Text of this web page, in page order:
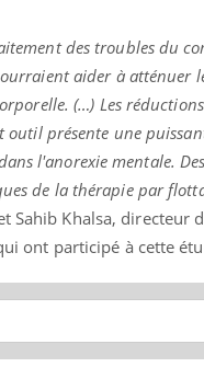
des troubles du
aider à atténuer
(…) Les
outil présente une
l'anorexie mentale.
de la thérapie par
Sahib Khalsa, directeur
ont participé à cette